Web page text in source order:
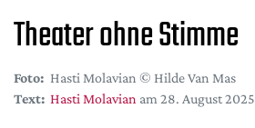
Menschen & Theater
Themen
Internationales
Nachrufe
Theater ohne Stimme
Foto: Hasti Molavian © Hilde Van Mas
Text: Hasti Molavian am 28. August 2025